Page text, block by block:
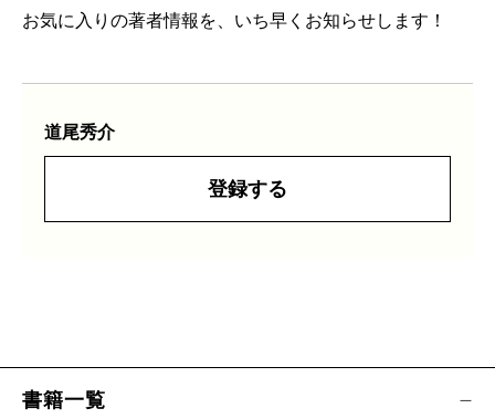
お気に入りの著者情報を、いち早くお知らせします！
道尾秀介
登録する
書籍一覧